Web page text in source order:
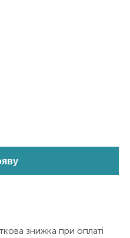
знижка при оплаті